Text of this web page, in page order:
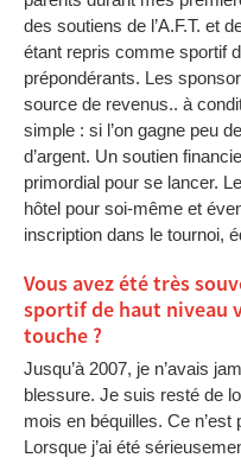
des soutiens de l’A.F.T. et
étant repris comme sportif
prépondérants. Les
source de revenus.. à
simple : si l’on gagne peu
d’argent. Un soutien
primordial pour se lancer.
hôtel pour soi-même et
inscription dans le tournoi,
Vous avez été très
sportif de haut niveau
touche ?
Jusqu’à 2007, je n’avais
blessure. Je suis resté de
mois en béquilles. Ce
Lorsque j’ai été